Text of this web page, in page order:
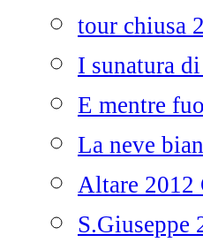
tour chiusa
I sunatura
E mentre
La neve
Altare 2012
S.Giuseppe